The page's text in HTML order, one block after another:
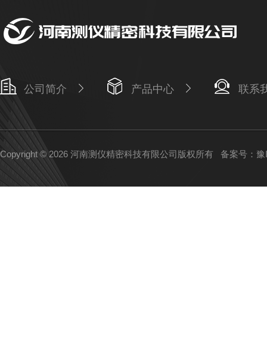
公司简介 产品中心 联系
Copyright © 2026 河南测仪精密科技有限公司版权所有 备案号：